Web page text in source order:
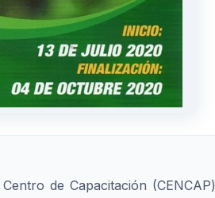
de Capacitación